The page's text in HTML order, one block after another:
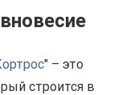
" – это
строится в